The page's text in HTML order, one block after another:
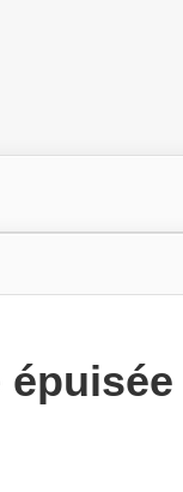
épuisée